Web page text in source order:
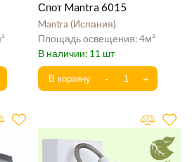
Спот Mantra 6015
Mantra Испания
4
11